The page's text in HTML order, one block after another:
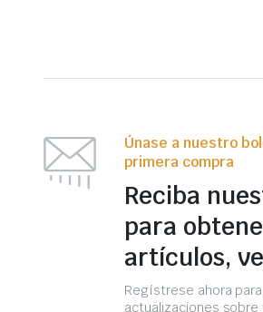
Únase a nuestro
primera compra
Reciba
para
artículos,
Regístrese ahora
actualizaciones sobre